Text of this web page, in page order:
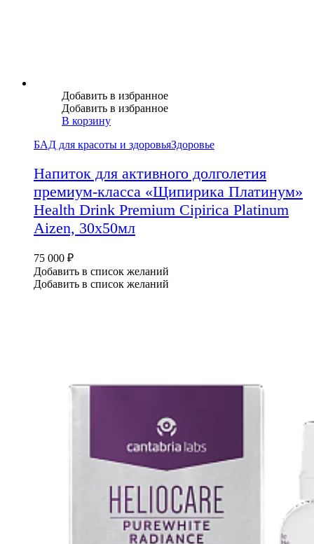
Добавить в избранное
Добавить в избранное
В корзину
БАД для красоты и здоровьяЗдоровье
Напиток для активного долголетия
премиум-класса «Щипирика Платинум»
Health Drink Premium Cipirica Platinum
Aizen, 30х50мл
75 000 ₽
Добавить в список желаний
Добавить в список желаний